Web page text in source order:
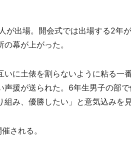
出場。開会式では出場する2年
幕が上がった。
に土俵を割らないように粘る一
援が送られた。6年生男子の部
み、優勝したい」と意気込みを見
される。